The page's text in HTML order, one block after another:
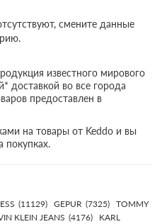
смените данные
известного мирового
доставкой во все города
предоставлен в
на товары от Keddo и вы
покупках.
(11129) GEPUR (7325) TOMMY
KLEIN JEANS (4176)
KARL